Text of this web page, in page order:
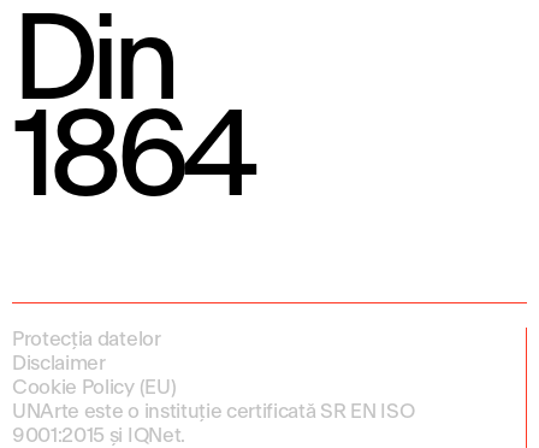
Din
1864
Protecția datelor
Disclaimer
Cookie Policy (EU)
UNArte este o instituție certificată SR EN ISO
9001:2015 și IQNet.